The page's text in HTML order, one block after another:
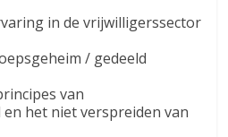
in de vrijwilligerssector
/ gedeeld
van
het niet verspreiden van